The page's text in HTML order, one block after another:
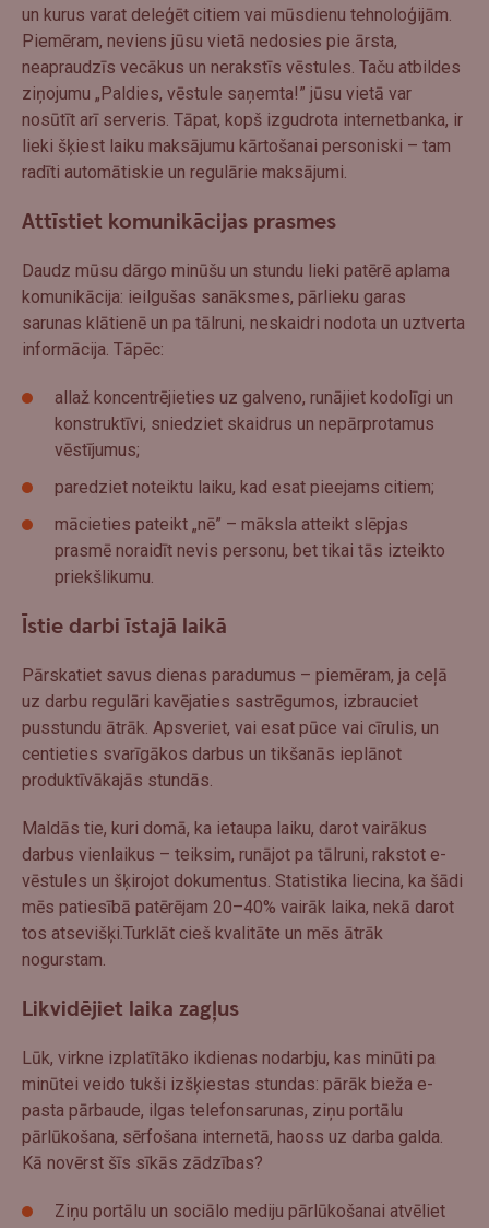
un kurus varat deleģēt citiem vai mūsdienu tehnoloģijām.
Piemēram, neviens jūsu vietā nedosies pie ārsta,
neapraudzīs vecākus un nerakstīs vēstules. Taču atbildes
ziņojumu „Paldies, vēstule saņemta!” jūsu vietā var
nosūtīt arī serveris. Tāpat, kopš izgudrota internetbanka, ir
lieki šķiest laiku maksājumu kārtošanai personiski – tam
radīti automātiskie un regulārie maksājumi.
Attīstiet komunikācijas prasmes
Daudz mūsu dārgo minūšu un stundu lieki patērē aplama
komunikācija: ieilgušas sanāksmes, pārlieku garas
sarunas klātienē un pa tālruni, neskaidri nodota un uztverta
informācija. Tāpēc:
allaž koncentrējieties uz galveno, runājiet kodolīgi un
konstruktīvi, sniedziet skaidrus un nepārprotamus
vēstījumus;
paredziet noteiktu laiku, kad esat pieejams citiem;
mācieties pateikt „nē” – māksla atteikt slēpjas
prasmē noraidīt nevis personu, bet tikai tās izteikto
priekšlikumu.
Īstie darbi īstajā laikā
Pārskatiet savus dienas paradumus – piemēram, ja ceļā
uz darbu regulāri kavējaties sastrēgumos, izbrauciet
pusstundu ātrāk. Apsveriet, vai esat pūce vai cīrulis, un
centieties svarīgākos darbus un tikšanās ieplānot
produktīvākajās stundās.
Maldās tie, kuri domā, ka ietaupa laiku, darot vairākus
darbus vienlaikus – teiksim, runājot pa tālruni, rakstot e-
vēstules un šķirojot dokumentus. Statistika liecina, ka šādi
mēs patiesībā patērējam 20–40% vairāk laika, nekā darot
tos atsevišķi.Turklāt cieš kvalitāte un mēs ātrāk
nogurstam.
Likvidējiet laika zagļus
Lūk, virkne izplatītāko ikdienas nodarbju, kas minūti pa
minūtei veido tukši izšķiestas stundas: pārāk bieža e-
pasta pārbaude, ilgas telefonsarunas, ziņu portālu
pārlūkošana, sērfošana internetā, haoss uz darba galda.
Kā novērst šīs sīkās zādzības?
Ziņu portālu un sociālo mediju pārlūkošanai atvēliet